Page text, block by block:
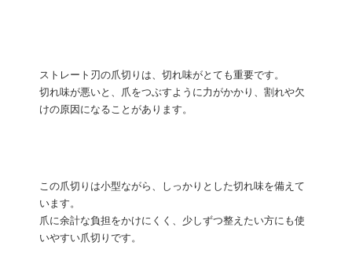
ストレート刃の爪切りは、切れ味がとても重要です。
切れ味が悪いと、爪をつぶすように力がかかり、割れや欠
けの原因になることがあります。
この爪切りは小型ながら、しっかりとした切れ味を備えて
います。
爪に余計な負担をかけにくく、少しずつ整えたい方にも使
いやすい爪切りです。